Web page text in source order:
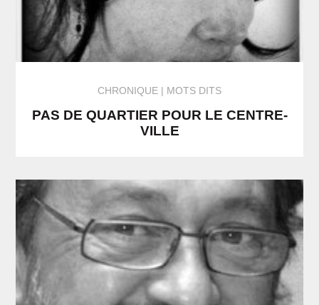
CHRONIQUE MOTS DITS
PAS DE QUARTIER POUR LE CENTRE-
VILLE